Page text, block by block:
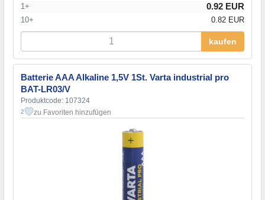
1+ 0.92 EUR
10+ 0.82 EUR
kaufen
Batterie AAA Alkaline 1,5V 1St. Varta industrial pro
BAT-LR03/V
Produktcode: 107324
2 zu Favoriten hinzufügen